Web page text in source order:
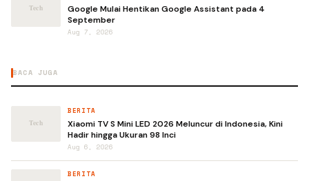
Google Mulai Hentikan Google Assistant pada 4
September
Aug 7, 2026
BACA JUGA
BERITA
Xiaomi TV S Mini LED 2026 Meluncur di Indonesia, Kini
Hadir hingga Ukuran 98 Inci
Aug 6, 2026
BERITA